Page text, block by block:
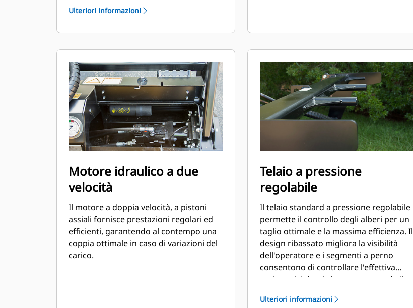
Ulteriori informazioni
Motore idraulico a due
velocità
Il motore a doppia velocità, a pistoni
assiali fornisce prestazioni regolari ed
efficienti, garantendo al contempo una
coppia ottimale in caso di variazioni del
carico.
Telaio a pressione
regolabile
Il telaio standard a pressione regolabile
permette il controllo degli alberi per un
taglio ottimale e la massima efficienza. Il
design ribassato migliora la visibilità
dell'operatore e i segmenti a perno
consentono di controllare l'effettiva
sezione dei denti che sta eseguendo il
denti stessi.
Ulteriori informazioni